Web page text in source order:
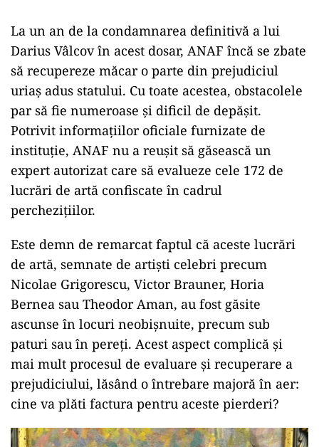
La un an de la condamnarea definitivă a lui
Darius Vâlcov în acest dosar, ANAF încă se zbate
să recupereze măcar o parte din prejudiciul
uriaș adus statului. Cu toate acestea, obstacolele
par să fie numeroase și dificil de depășit.
Potrivit informațiilor oficiale furnizate de
instituție, ANAF nu a reușit să găsească un
expert autorizat care să evalueze cele 172 de
lucrări de artă confiscate în cadrul
perchezițiilor.
Este demn de remarcat faptul că aceste lucrări
de artă, semnate de artiști celebri precum
Nicolae Grigorescu, Victor Brauner, Horia
Bernea sau Theodor Aman, au fost găsite
ascunse în locuri neobișnuite, precum sub
paturi sau în pereți. Acest aspect complică și
mai mult procesul de evaluare și recuperare a
prejudiciului, lăsând o întrebare majoră în aer:
cine va plăti factura pentru aceste pierderi?